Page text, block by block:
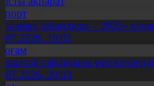
ойындары – 2026»
10:01
сайлауына үміткерлердің
20:03